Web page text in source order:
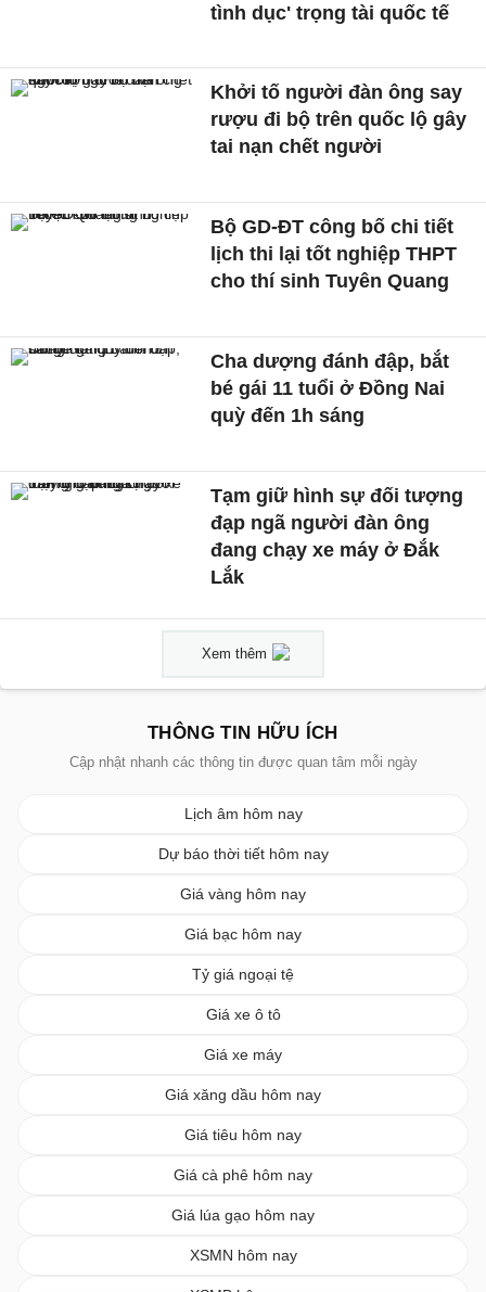
tình dục' trọng tài quốc tế
Khởi tố người đàn ông say
rượu đi bộ trên quốc lộ gây
tai nạn chết người
Bộ GD-ĐT công bố chi tiết
lịch thi lại tốt nghiệp THPT
cho thí sinh Tuyên Quang
Cha dượng đánh đập, bắt
bé gái 11 tuổi ở Đồng Nai
quỳ đến 1h sáng
Tạm giữ hình sự đối tượng
đạp ngã người đàn ông
đang chạy xe máy ở Đắk
Lắk
Xem thêm
THÔNG TIN HỮU ÍCH
Cập nhật nhanh các thông tin được quan tâm mỗi ngày
Lịch âm hôm nay
Dự báo thời tiết hôm nay
Giá vàng hôm nay
Giá bạc hôm nay
Tỷ giá ngoại tệ
Giá xe ô tô
Giá xe máy
Giá xăng dầu hôm nay
Giá tiêu hôm nay
Giá cà phê hôm nay
Giá lúa gạo hôm nay
XSMN hôm nay